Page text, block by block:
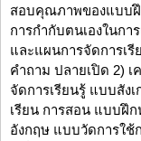
สอบคุณภาพของแบบฝึ
การกำกับตนเองในก
และแผนการจัดการเ
คำถาม ปลายเปิด 2)
จัดการเรียนรู้ แบบสัง
เรียน การสอน แบบฝึ
อังกฤษ แบบวัดการใช้